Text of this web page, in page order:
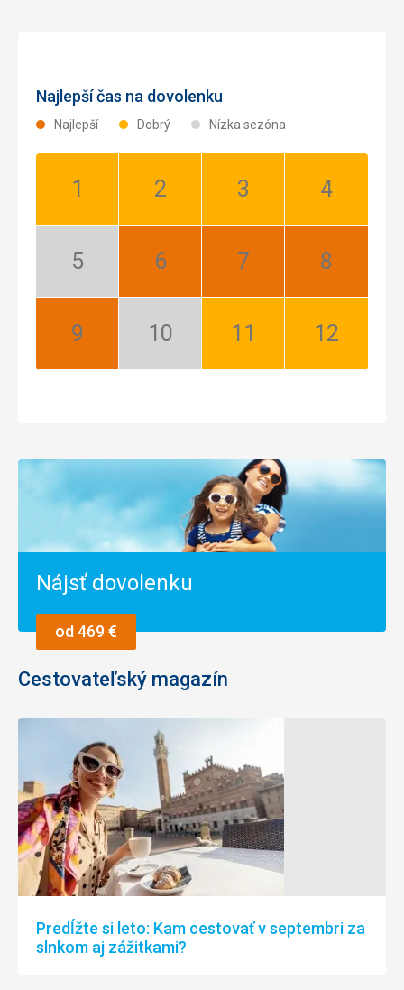
Najlepší čas na dovolenku
Najlepší Dobrý Nízka sezóna
Január:
Február:
Marec:
Apríl:
Máj:
Jún:
Júl:
August:
September:
Október:
November:
December:
Nájsť dovolenku
od 469 €
Cestovateľský magazín
Predĺžte si leto: Kam cestovať v septembri za
slnkom aj zážitkami?